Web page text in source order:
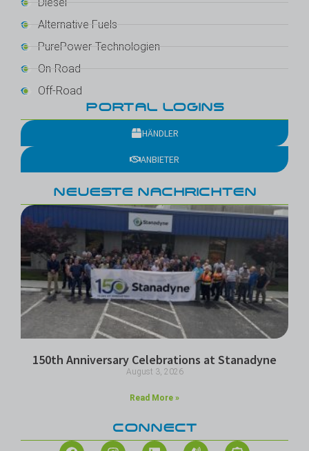
Alternative Fuels
PurePower-Technologien
On-Road
Off-Road
PORTAL LOGINS
HÄNDLER
ANBIETER
NEUESTE NACHRICHTEN
150th Anniversary Celebrations at Stanadyne
August 3, 2026
Read More »
CONNECT